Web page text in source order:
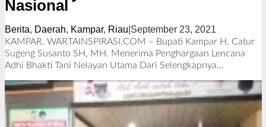
Nasional
Berita, Daerah, Kampar, Riau September 23, 2021
l
e
h
e
d
a
KAMPAR, WARTAINSPIRASI.COM – Bupati Kampar H. Catur
Sugeng Susanto SH, MH. Menerima Penghargaan Lencana
Adhi Bhakti Tani Nelayan Utama Dari Selengkapnya…